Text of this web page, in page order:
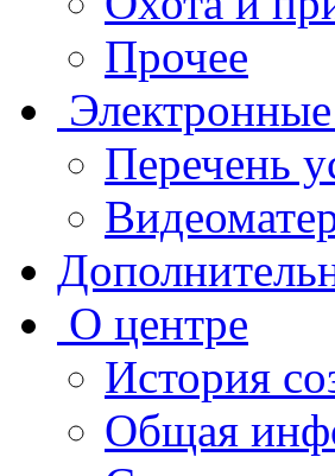
Прочее
Перечень
О центре
История
Общая